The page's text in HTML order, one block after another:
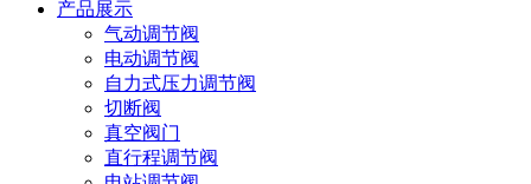
产品展示
气动调节阀
电动调节阀
自力式压力调节阀
切断阀
真空阀门
直行程调节阀